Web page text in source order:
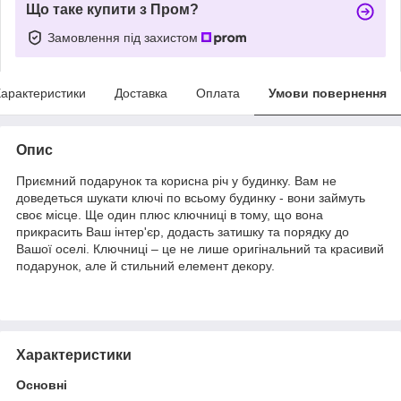
Що таке купити з Пром?
Замовлення під захистом
Доставка Оплата Умови повернення
Опис
Приємний подарунок та корисна річ у будинку. Вам не
доведеться шукати ключі по всьому будинку - вони займуть
своє місце. Ще один плюс ключниці в тому, що вона
прикрасить Ваш інтер'єр, додасть затишку та порядку до
Вашої оселі. Ключниці – це не лише оригінальний та красивий
подарунок, але й стильний елемент декору.
Характеристики
Основні